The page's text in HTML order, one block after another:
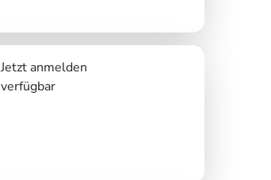
Jetzt anmelden
verfügbar